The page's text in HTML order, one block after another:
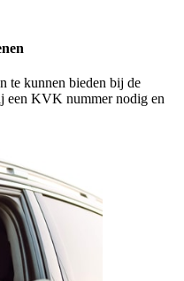
te kunnen bieden bij de
een KVK nummer nodig en